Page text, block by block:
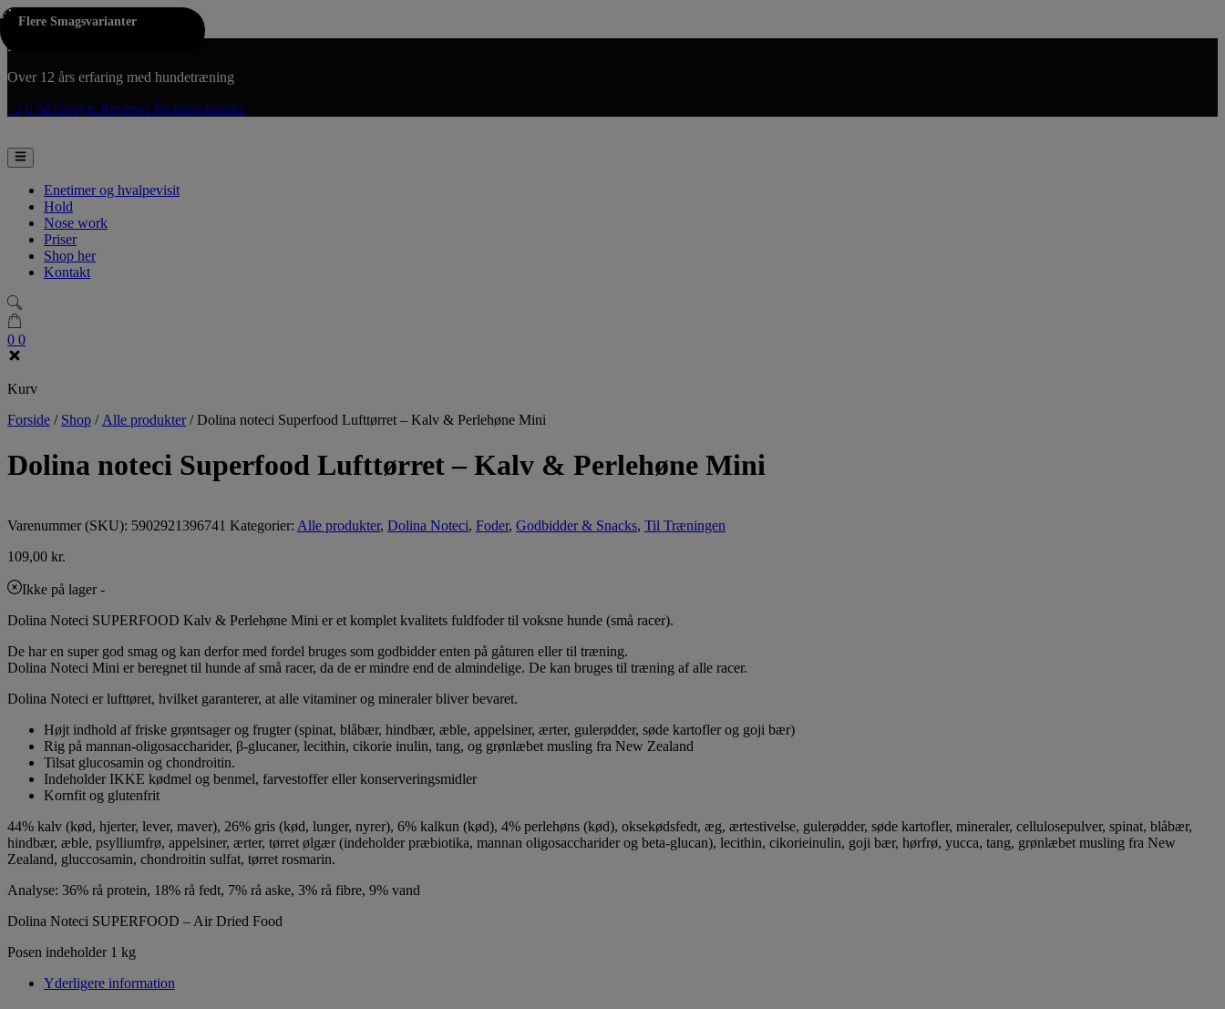
Hop til indholdet
Fri fragt på køb over 300,-
Over 12 års erfaring med hundetræning
5,0 på Google Reviews fra mine kunder
Enetimer og hvalpevisit
Hold
Nose work
Priser
Shop her
Kontakt
0 0
Kurv
Forside / Shop / Alle produkter/Dolina noteci Superfood Lufttørret – Kalv & Perlehøne Mini
Dolina noteci Superfood Lufttørret – Kalv & Perlehøne Mini
Varenummer (SKU): 5902921396741 Kategorier: Alle produkter, Dolina Noteci, Foder, Godbidder & Snacks, Til Træningen
109,00 kr.
Ikke på lager-
Dolina Noteci SUPERFOOD Kalv & Perlehøne Mini er et komplet kvalitets fuldfoder til voksne hunde (små racer).
De har en super god smag og kan derfor med fordel bruges som godbidder enten på gåturen eller til træning.
Dolina Noteci Mini er beregnet til hunde af små racer, da de er mindre end de almindelige. De kan bruges til træning af alle racer.
Dolina Noteci er lufttøret, hvilket garanterer, at alle vitaminer og mineraler bliver bevaret.
Højt indhold af friske grøntsager og frugter (spinat, blåbær, hindbær, æble, appelsiner, ærter, gulerødder, søde kartofler og goji bær)
Rig på mannan-oligosaccharider, β-glucaner, lecithin, cikorie inulin, tang, og grønlæbet musling fra New Zealand
Tilsat glucosamin og chondroitin.
Indeholder IKKE kødmel og benmel, farvestoffer eller konserveringsmidler
Kornfit og glutenfrit
44% kalv (kød, hjerter, lever, maver), 26% gris (kød, lunger, nyrer), 6% kalkun (kød), 4% perlehøns (kød), oksekødsfedt, æg, ærtestivelse, gulerødder, søde kartofler, mineraler, cellulosepulver, spinat, blåbær,
hindbær, æble, psylliumfrø, appelsiner, ærter, tørret ølgær (indeholder præbiotika, mannan oligosaccharider og beta-glucan), lecithin, cikorieinulin, goji bær, hørfrø, yucca, tang, grønlæbet musling fra New
Zealand, gluccosamin, chondroitin sulfat, tørret rosmarin.
Analyse: 36% rå protein, 18% rå fedt, 7% rå aske, 3% rå fibre, 9% vand
Dolina Noteci SUPERFOOD – Air Dried Food
Posen indeholder 1 kg
Yderligere information
Flere Farver
Flere Smagsvarianter
Flere Farver